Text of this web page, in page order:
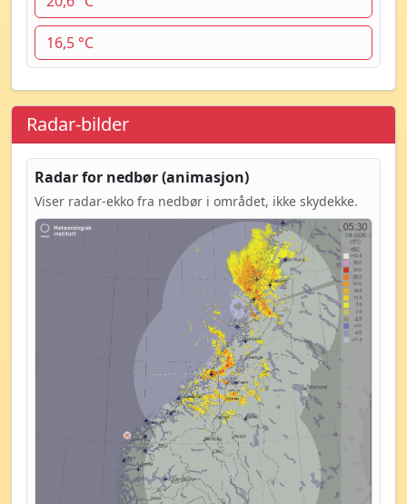
16,5 °C
Radar-bilder
Radar for nedbør (animasjon)
Viser radar-ekko fra nedbør i området, ikke skydekke.